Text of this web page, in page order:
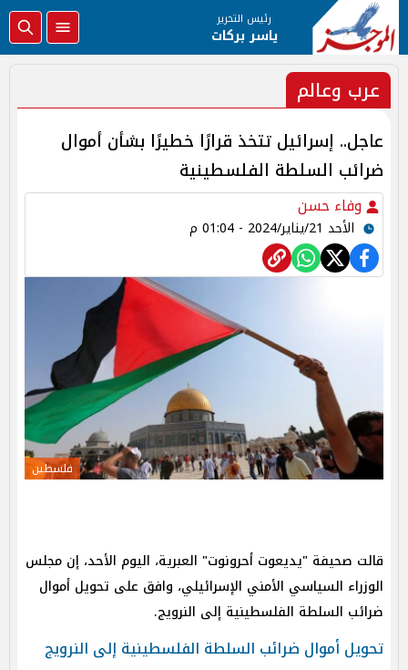
رئيس التحرير
ياسر بركات
عرب وعالم
عاجل.. إسرائيل تتخذ قرارًا خطيرًا بشأن أموال
ضرائب السلطة الفلسطينية
وفاء حسن
الأحد 21/يناير/2024 - 01:04 م
فلسطين
قالت صحيفة "يديعوت أحرونوت" العبرية، اليوم الأحد، إن مجلس
الوزراء السياسي الأمني الإسرائيلي، وافق ​​على تحويل أموال
ضرائب السلطة الفلسطينية إلى النرويج.
تحويل أموال ضرائب السلطة الفلسطينية إلى النرويج